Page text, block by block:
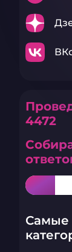
4472
Самые